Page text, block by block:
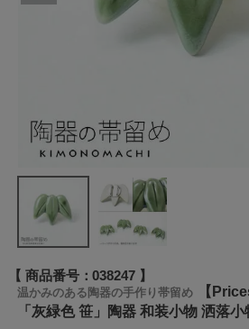
商品番号 038247
温かみのある陶器の手作り帯留め
【
「灰緑色 笹」陶器 和装小物 洒落小